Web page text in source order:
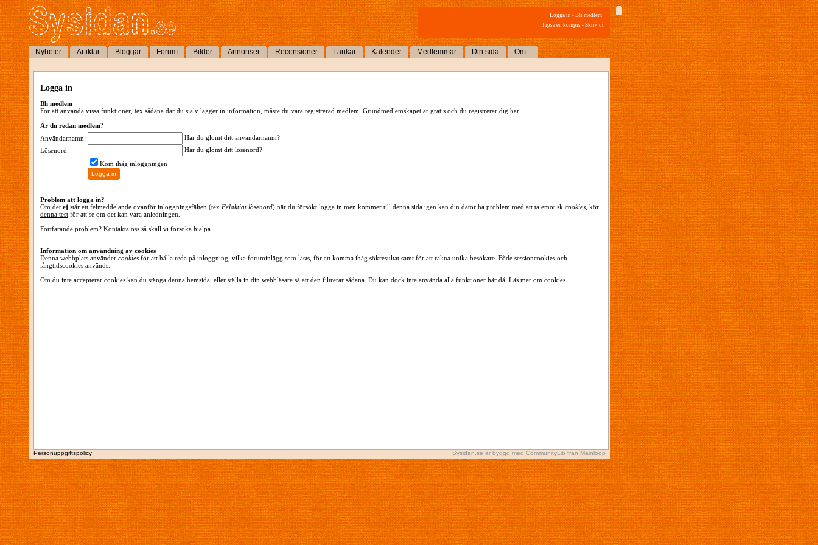
Logga in - Bli medlem!
Tipsa en kompis - Skriv ut
Nyheter Artiklar Bloggar Forum Bilder Annonser Recensioner Länkar Kalender Medlemmar Din sida Om...
Logga in
Bli medlem
För att använda vissa funktioner, tex sådana där du själv lägger in information, måste du vara registrerad medlem. Grundmedlemskapet är gratis och du registrerar dig här.
Är du redan medlem?
Användarnamn:
Har du glömt ditt användarnamn?
Lösenord:
Har du glömt ditt lösenord?
Kom ihåg inloggningen
Problem att logga in?
Om det ej står ett felmeddelande ovanför inloggningsfälten (tex Felaktigt lösenord) när du försökt logga in men kommer till denna sida igen kan din dator ha problem med att ta emot sk cookies , kör
denna test för att se om det kan vara anledningen.
Fortfarande problem? Kontakta oss så skall vi försöka hjälpa.
Information om användning av cookies
Denna webbplats använder cookies för att hålla reda på inloggning, vilka foruminlägg som lästs, för att komma ihåg sökresultat samt för att räkna unika besökare. Både sessioncookies och
långtidscookies används.
Om du inte accepterar cookies kan du stänga denna hemsida, eller ställa in din webbläsare så att den filtrerar sådana. Du kan dock inte använda alla funktioner här då. Läs mer om cookies
Sysidan.se är byggd med CommunityLib från Mainloop
Personuppgiftspolicy